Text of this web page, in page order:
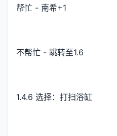
帮忙 - 南希+1
不帮忙 - 跳转至1.6
1.4.6 选择：打扫浴缸